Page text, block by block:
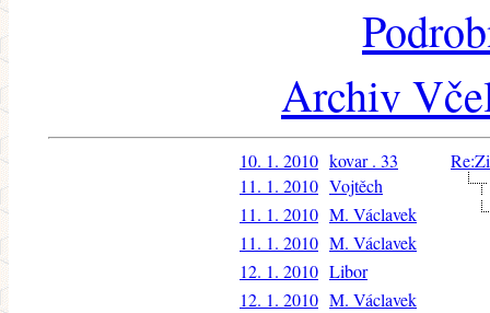
Archiv
10. 1. 2010 kovar . 33
11. 1. 2010 Vojtěch
11. 1. 2010 M. Václavek
11. 1. 2010 M. Václavek
12. 1. 2010 Libor
12. 1. 2010 M. Václavek